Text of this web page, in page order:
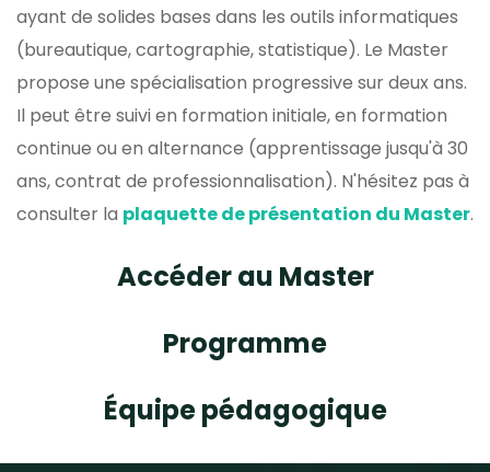
ayant de solides bases dans les outils informatiques
(bureautique, cartographie, statistique). Le Master
propose une spécialisation progressive sur deux ans.
Il peut être suivi en formation initiale, en formation
continue ou en alternance (apprentissage jusqu'à 30
ans, contrat de professionnalisation). N'hésitez pas à
consulter la plaquette de présentation du Master.
Accéder au Master
Programme
Équipe pédagogique